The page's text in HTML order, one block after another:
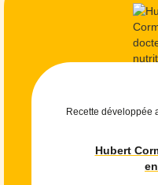
Recette développée
Hubert